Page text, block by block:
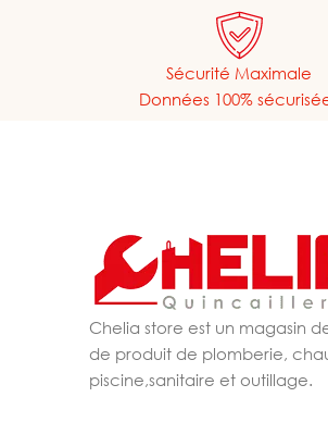
Sécurité Maximale
Données 100%
Chelia store est un magasin
de produit de plomberie,
piscine,sanitaire et outillage.